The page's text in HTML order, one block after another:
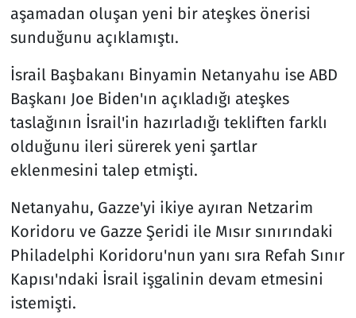
aşamadan oluşan yeni bir ateşkes önerisi
sunduğunu açıklamıştı.
İsrail Başbakanı Binyamin Netanyahu ise ABD
Başkanı Joe Biden'ın açıkladığı ateşkes
taslağının İsrail'in hazırladığı tekliften farklı
olduğunu ileri sürerek yeni şartlar
eklenmesini talep etmişti.
Netanyahu, Gazze'yi ikiye ayıran Netzarim
Koridoru ve Gazze Şeridi ile Mısır sınırındaki
Philadelphi Koridoru'nun yanı sıra Refah Sınır
Kapısı'ndaki İsrail işgalinin devam etmesini
istemişti.